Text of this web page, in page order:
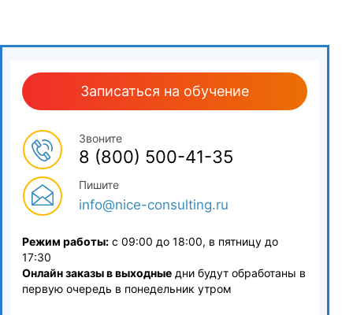
Записаться на обучение
Звоните
8 (800) 500-41-35
Пишите
info@nice-consulting.ru
Режим работы: с 09:00 до 18:00, в пятницу до
17:30
Онлайн заказы в выходные дни будут обработаны в
первую очередь в понедельник утром